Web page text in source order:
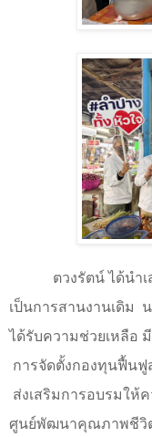
ตวงรัตน์ ได้นำ
เป็นการสานงานเดิม
ได้รับความช่วยเหลือ
การจัดตั้งกองทุนฟื้นฟู
ส่งเสริมการอบรมให้
ศูนย์พัฒนาคุณภาพชีวิต